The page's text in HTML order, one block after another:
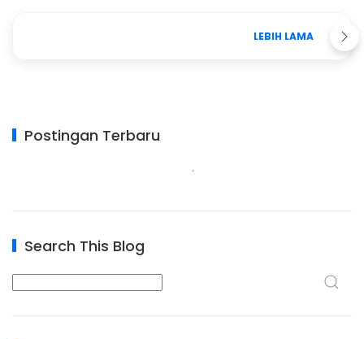
LEBIH LAMA
Postingan Terbaru
Search This Blog